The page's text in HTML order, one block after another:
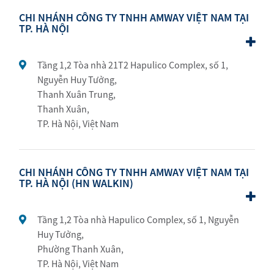
CHI NHÁNH CÔNG TY TNHH AMWAY VIỆT NAM TẠI
TP. HÀ NỘI
Tầng 1,2 Tòa nhà 21T2 Hapulico Complex, số 1,
Nguyễn Huy Tưởng,
Thanh Xuân Trung,
Thanh Xuân,
TP. Hà Nội, Việt Nam
CHI NHÁNH CÔNG TY TNHH AMWAY VIỆT NAM TẠI
TP. HÀ NỘI (HN WALKIN)
Tầng 1,2 Tòa nhà Hapulico Complex, số 1, Nguyễn
Huy Tưởng,
Phường Thanh Xuân,
TP. Hà Nội, Việt Nam